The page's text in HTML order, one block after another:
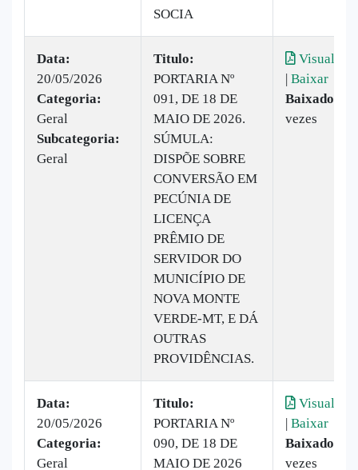
SOCIA
Data:
20/05/2026
Categoria:
Geral
Subcategoria:
Geral
Titulo:
PORTARIA Nº
091, DE 18 DE
MAIO DE 2026.
SÚMULA:
DISPÕE SOBRE
CONVERSÃO EM
PECÚNIA DE
LICENÇA
PRÊMIO DE
SERVIDOR DO
MUNICÍPIO DE
NOVA MONTE
VERDE-MT, E DÁ
OUTRAS
PROVIDÊNCIAS.
Visualizar
| Baixar
Baixado:
vezes
Data:
20/05/2026
Categoria:
Geral
Titulo:
PORTARIA Nº
090, DE 18 DE
MAIO DE 2026
Visualizar
| Baixar
Baixado:
vezes